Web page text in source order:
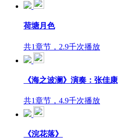
荷塘月色
共1章节，2.9千次播放
《海之波澜》演奏：张佳康
共1章节，4.9千次播放
《浣花落》